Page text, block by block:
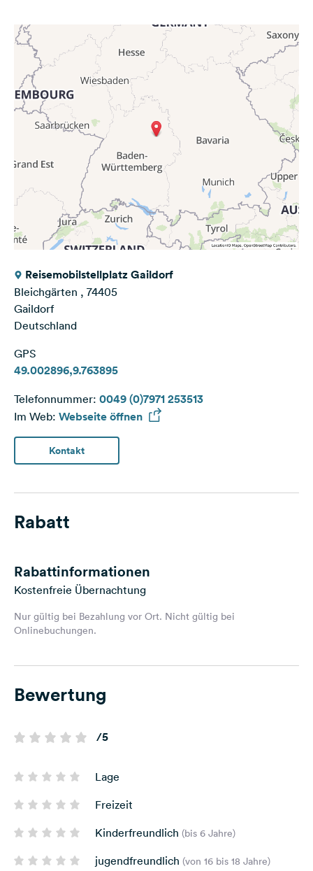
Reisemobilstellplatz Gaildorf
Bleichgärten , 74405
Gaildorf
Deutschland
GPS
49.002896,9.763895
Telefonnummer: 0049 (0)7971 253513
Im Web: Webseite öffnen
Kontakt
Rabatt
Rabattinformationen
Kostenfreie Übernachtung
Nur gültig bei Bezahlung vor Ort. Nicht gültig bei
Onlinebuchungen.
Bewertung
/5
Lage
Freizeit
Kinderfreundlich (bis 6 Jahre)
jugendfreundlich (von 16 bis 18 Jahre)